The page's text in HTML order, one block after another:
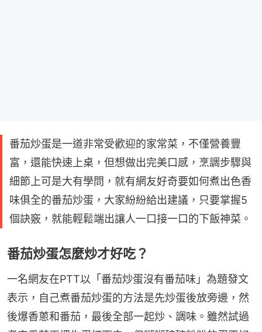
番茄炒蛋是一道非常受歡迎的家常菜，不僅營養豐
富，還能快速上桌，但想做出完美口感，烹調步驟與
細節上可是大有學問，就有網友好奇要如何煮出色香
味俱全的番茄炒蛋，大家紛紛給出建議，只要掌握5
個訣竅，就能輕鬆端出讓人一口接一口的下飯神菜。
番茄炒蛋怎麼炒才好吃？
一名網友在PTT以「番茄炒蛋沒有番茄味」為題發文
表示，自己煮番茄炒蛋的方法是先炒蛋後放旁邊，然
後爆香蔥和番茄，最後全部一起炒、調味。雖然試過